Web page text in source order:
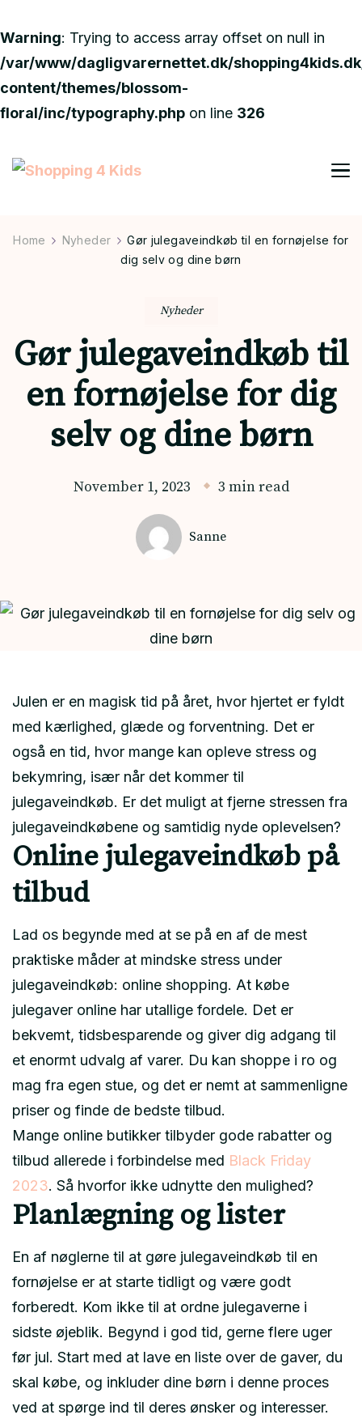
Warning: Trying to access array offset on null in
/var/www/dagligvarernettet.dk/
content/themes/blossom-
floral/inc/typography.php on line 326
Home Nyheder
Gør julegaveindkøb til en fornøjelse for
dig selv og dine børn
Nyheder
Gør julegaveindkøb til
en fornøjelse for dig
selv og dine børn
November 1, 2023 3 min read
Sanne
Julen er en magisk tid på året, hvor hjertet er fyldt
med kærlighed, glæde og forventning. Det er
også en tid, hvor mange kan opleve stress og
bekymring, især når det kommer til
julegaveindkøb. Er det muligt at fjerne stressen fra
julegaveindkøbene og samtidig nyde oplevelsen?
Online julegaveindkøb på
tilbud
Lad os begynde med at se på en af de mest
praktiske måder at mindske stress under
julegaveindkøb: online shopping. At købe
julegaver online har utallige fordele. Det er
bekvemt, tidsbesparende og giver dig adgang til
et enormt udvalg af varer. Du kan shoppe i ro og
mag fra egen stue, og det er nemt at sammenligne
priser og finde de bedste tilbud.
Mange online butikker tilbyder gode rabatter og
tilbud allerede i forbindelse med Black Friday
2023. Så hvorfor ikke udnytte den mulighed?
Planlægning og lister
En af nøglerne til at gøre julegaveindkøb til en
fornøjelse er at starte tidligt og være godt
forberedt. Kom ikke til at ordne julegaverne i
sidste øjeblik. Begynd i god tid, gerne flere uger
før jul. Start med at lave en liste over de gaver, du
skal købe, og inkluder dine børn i denne proces
ved at spørge ind til deres ønsker og interesser.